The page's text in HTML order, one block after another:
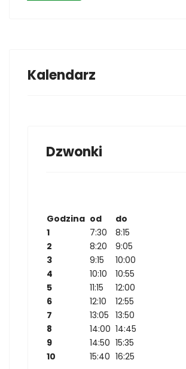
Kalendarz
Dzwonki
Godzina od
do
1
7:30
8:15
2
8:20
9:05
3
9:15
10:00
4
10:10
10:55
5
11:15
12:00
6
12:10
12:55
7
13:05 13:50
8
14:00 14:45
9
14:50 15:35
10
15:40 16:25